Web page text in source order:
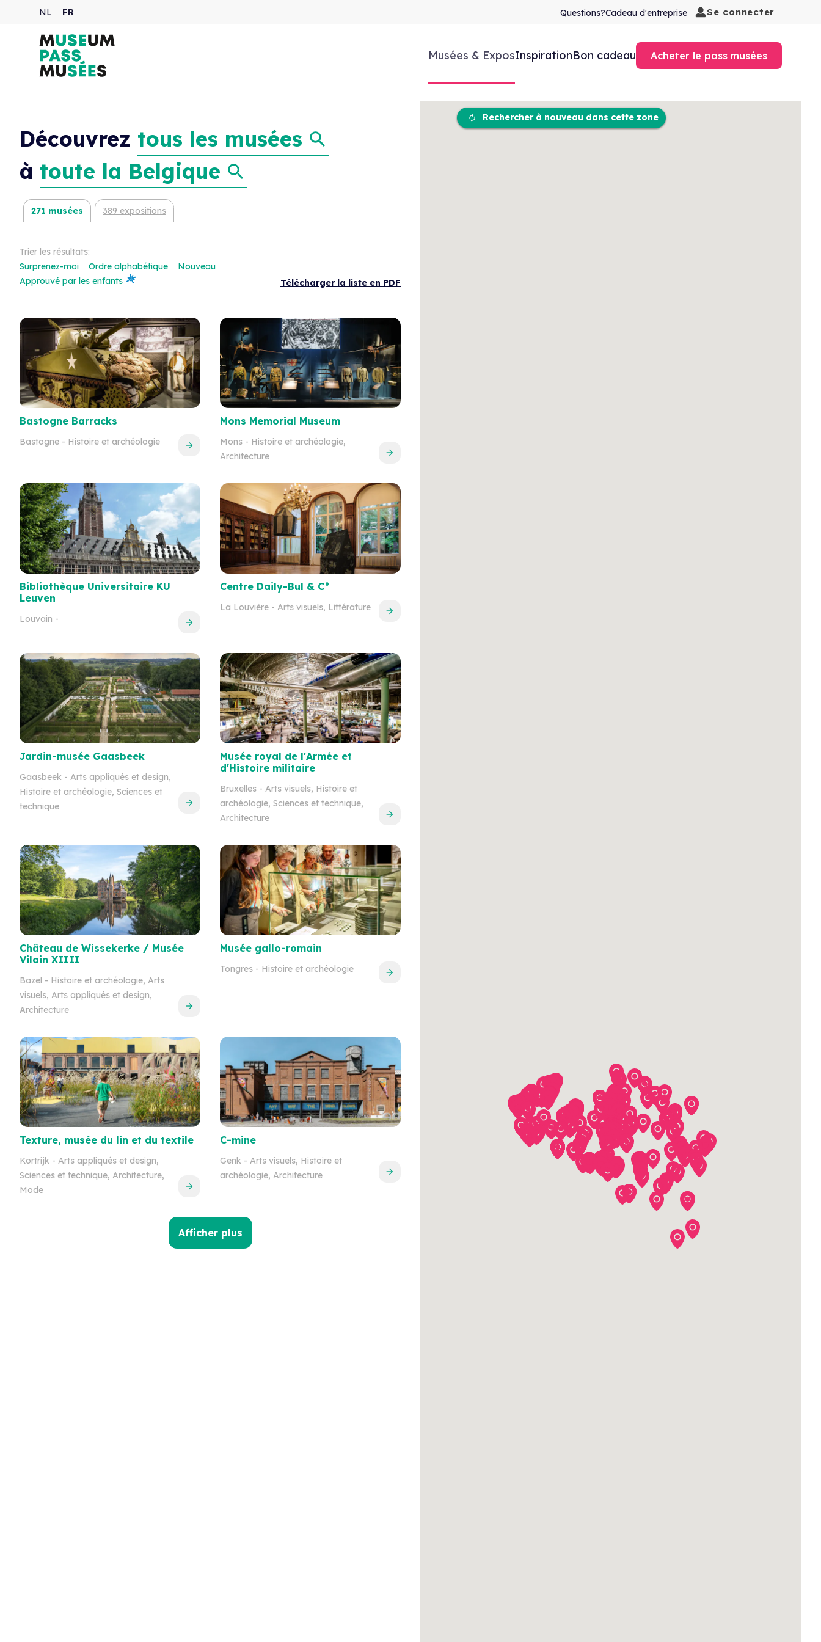
NL FR Questions?Cadeau d'entreprise Se connecter
Musées & ExposInspirationBon cadeau Acheter le pass musées
Découvrez tous les musées
à toute la Belgique
271 musées 389 expositions
Trier les résultats:
Surprenez-moi
Ordre alphabétique
Nouveau
Approuvé par les enfants
Télécharger la liste en PDF
Bastogne Barracks
Bastogne - Histoire et archéologie
Mons Memorial Museum
Mons - Histoire et archéologie,
Architecture
Bibliothèque Universitaire KU
Leuven
Louvain -
Centre Daily-Bul & C°
La Louvière - Arts visuels, Littérature
Jardin-musée Gaasbeek
Gaasbeek - Arts appliqués et design,
Histoire et archéologie, Sciences et
technique
Musée royal de l'Armée et
d'Histoire militaire
Bruxelles - Arts visuels, Histoire et
archéologie, Sciences et technique,
Architecture
Château de Wissekerke / Musée
Vilain XIIII
Bazel - Histoire et archéologie, Arts
visuels, Arts appliqués et design,
Architecture
Musée gallo-romain
Tongres - Histoire et archéologie
Texture, musée du lin et du textile
Kortrijk - Arts appliqués et design,
Sciences et technique, Architecture,
Mode
C-mine
Genk - Arts visuels, Histoire et
archéologie, Architecture
Afficher plus
Rechercher à nouveau dans cette zone